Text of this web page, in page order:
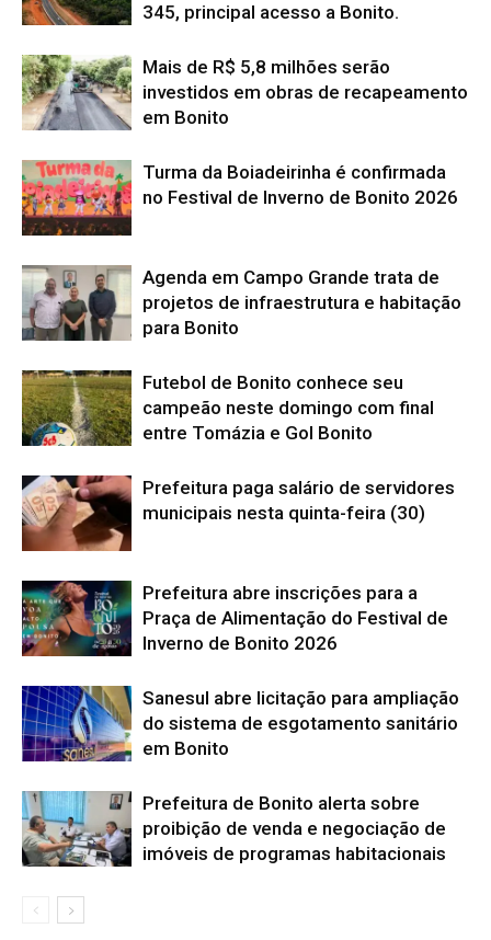
345, principal acesso a Bonito.
Mais de R$ 5,8 milhões serão
investidos em obras de recapeamento
em Bonito
Turma da Boiadeirinha é confirmada
no Festival de Inverno de Bonito 2026
Agenda em Campo Grande trata de
projetos de infraestrutura e habitação
para Bonito
Futebol de Bonito conhece seu
campeão neste domingo com final
entre Tomázia e Gol Bonito
Prefeitura paga salário de servidores
municipais nesta quinta-feira (30)
Prefeitura abre inscrições para a
Praça de Alimentação do Festival de
Inverno de Bonito 2026
Sanesul abre licitação para ampliação
do sistema de esgotamento sanitário
em Bonito
Prefeitura de Bonito alerta sobre
proibição de venda e negociação de
imóveis de programas habitacionais